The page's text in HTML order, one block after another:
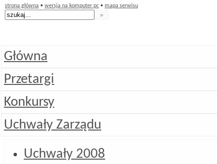
strona główna • wersja na komputer pc • mapa serwisu
Główna
Przetargi
Konkursy
Uchwały Zarządu
Uchwały 2008